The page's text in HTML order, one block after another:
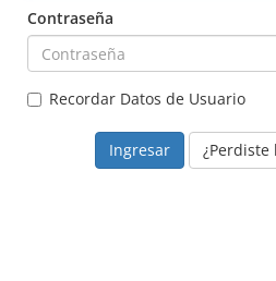
Contraseña
Recordar Datos de Usuario
¿Perdiste